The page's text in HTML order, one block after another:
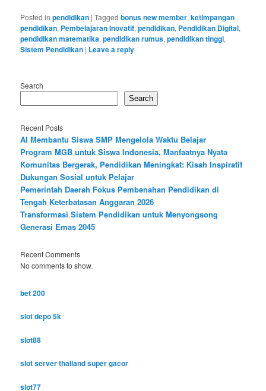
Posted in pendidikan |Tagged bonus new member,ketimpangan
pendidikan, Pembelajaran Inovatif,pendidikan, Pendidikan Digital,
pendidikan matematika,pendidikan rumus,pendidikan tinggi,
Sistem Pendidikan | Leave a reply
Search
Search
Recent Posts
AI Membantu Siswa SMP Mengelola Waktu Belajar
Program MGB untuk Siswa Indonesia, Manfaatnya Nyata
Komunitas Bergerak, Pendidikan Meningkat: Kisah Inspiratif
Dukungan Sosial untuk Pelajar
Pemerintah Daerah Fokus Pembenahan Pendidikan di
Tengah Keterbatasan Anggaran 2026
Transformasi Sistem Pendidikan untuk Menyongsong
Generasi Emas 2045
Recent Comments
No comments to show.
bet 200
slot depo 5k
slot88
slot server thailand super gacor
slot77